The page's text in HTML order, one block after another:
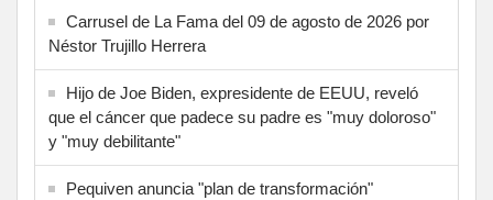
Carrusel de La Fama del 09 de agosto de 2026 por
Néstor Trujillo Herrera
Hijo de Joe Biden, expresidente de EEUU, reveló
que el cáncer que padece su padre es "muy doloroso"
y "muy debilitante"
Pequiven anuncia "plan de transformación"